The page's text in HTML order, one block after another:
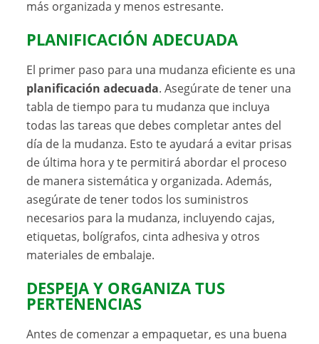
más organizada y menos estresante.
PLANIFICACIÓN ADECUADA
El primer paso para una mudanza eficiente es una
planificación adecuada. Asegúrate de tener una
tabla de tiempo para tu mudanza que incluya
todas las tareas que debes completar antes del
día de la mudanza. Esto te ayudará a evitar prisas
de última hora y te permitirá abordar el proceso
de manera sistemática y organizada. Además,
asegúrate de tener todos los suministros
necesarios para la mudanza, incluyendo cajas,
etiquetas, bolígrafos, cinta adhesiva y otros
materiales de embalaje.
DESPEJA Y ORGANIZA TUS
PERTENENCIAS
Antes de comenzar a empaquetar, es una buena